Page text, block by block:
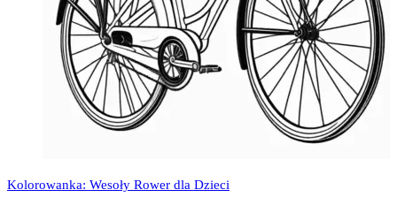
Kolorowanka: Wesoły Rower dla Dzieci